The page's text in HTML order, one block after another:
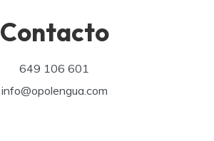
Contacto
649 106 601
info@opolengua.com